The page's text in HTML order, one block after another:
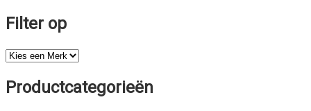
Filter op
Productcategorieën